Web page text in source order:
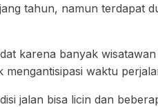
tahun, namun terdapat
karena banyak
waktu
jalan bisa licin dan